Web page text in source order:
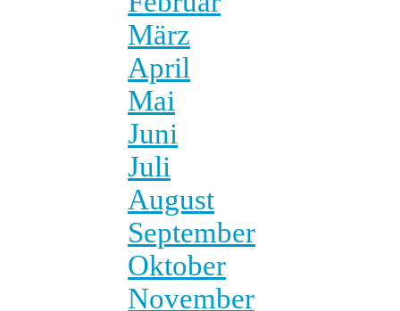
März
April
Mai
Juni
Juli
August
September
Oktober
November